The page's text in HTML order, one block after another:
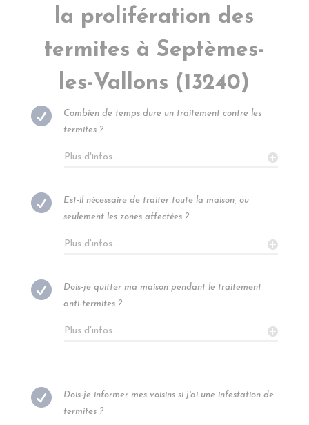
la prolifération des
termites à Septèmes-
les-Vallons (13240)

Combien de temps dure un traitement contre les
termites ?
Plus d'infos...

Est-il nécessaire de traiter toute la maison, ou
seulement les zones affectées ?
Plus d'infos...

Dois-je quitter ma maison pendant le traitement
anti-termites ?
Plus d'infos...

Dois-je informer mes voisins si j'ai une infestation de
termites ?